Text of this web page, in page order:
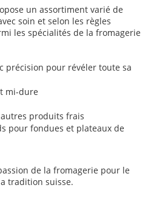
un assortiment varié de
soin et selon les règles
les spécialités de la fromagerie
précision pour révéler toute sa
mi-dure
produits frais
pour fondues et plateaux de
de la fromagerie pour le
tradition suisse.